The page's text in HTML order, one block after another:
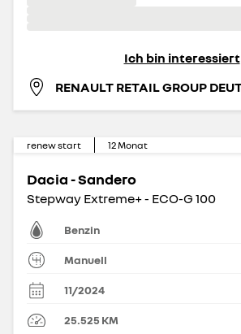
Ich bin interessiert
renew start 12Monat
Dacia - Sandero
Stepway Extreme+ - ECO-G 100
Benzin
Manuell
11/2024
25.525 KM